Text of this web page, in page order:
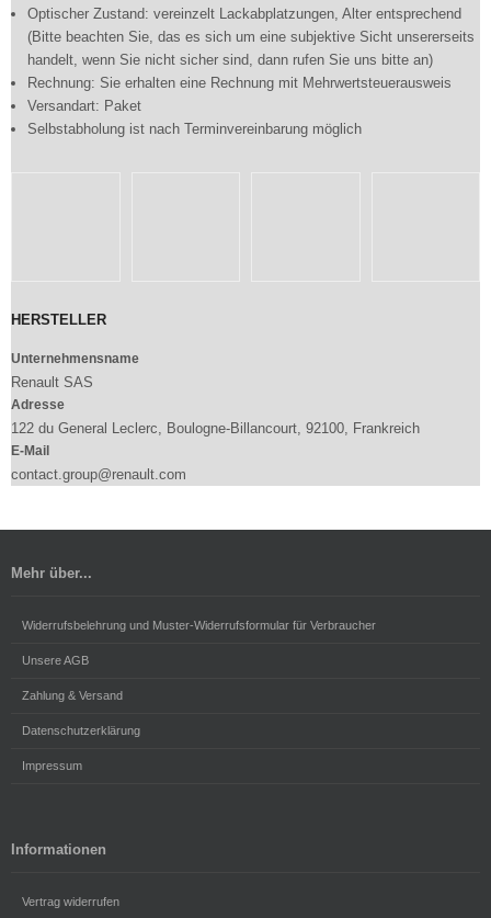
Optischer Zustand: vereinzelt Lackabplatzungen, Alter entsprechend
(Bitte beachten Sie, das es sich um eine subjektive Sicht unsererseits
handelt, wenn Sie nicht sicher sind, dann rufen Sie uns bitte an)
Rechnung: Sie erhalten eine Rechnung mit Mehrwertsteuerausweis
Versandart: Paket
Selbstabholung ist nach Terminvereinbarung möglich
HERSTELLER
Unternehmensname
Renault SAS
Adresse
122 du General Leclerc, Boulogne-Billancourt, 92100, Frankreich
E-Mail
contact.group@renault.com
Mehr über...
Widerrufsbelehrung und Muster-Widerrufsformular für Verbraucher
Unsere AGB
Zahlung & Versand
Datenschutzerklärung
Impressum
Informationen
Vertrag widerrufen